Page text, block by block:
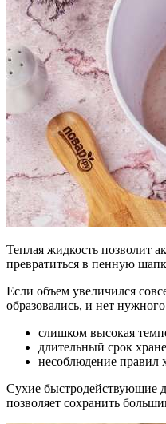
Теплая жидкость позволит
превратиться в пенную
Если объем увеличился
образовались, и нет
слишком высокая
длительный срок
несоблюдение правил
Сухие быстродействующие
позволяет сохранить